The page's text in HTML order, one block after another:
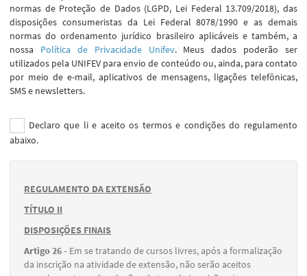
normas de Proteção de Dados (LGPD, Lei Federal 13.709/2018), das
disposições consumeristas da Lei Federal 8078/1990 e as demais
normas do ordenamento jurídico brasileiro aplicáveis e também, a
nossa Política de Privacidade Unifev. Meus dados poderão ser
utilizados pela UNIFEV para envio de conteúdo ou, ainda, para contato
por meio de e-mail, aplicativos de mensagens, ligações telefônicas,
SMS e newsletters.
Declaro que li e aceito os termos e condições do regulamento
abaixo.
REGULAMENTO DA EXTENSÃO
TÍTULO II
DISPOSIÇÕES FINAIS
Artigo 26 - Em se tratando de cursos livres, após a formalização
da inscrição na atividade de extensão, não serão aceitos